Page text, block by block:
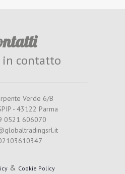
contatto
Verde 6/B
- 43122 Parma
0521 606070
& Cookie Policy